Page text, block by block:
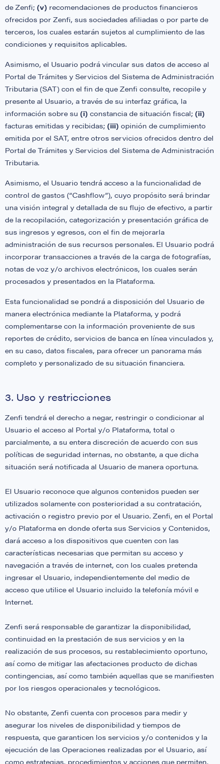
de Zenfi; (v) recomendaciones de productos financieros
ofrecidos por Zenfi, sus sociedades afiliadas o por parte de
terceros, los cuales estarán sujetos al cumplimiento de las
condiciones y requisitos aplicables.
Asimismo, el Usuario podrá vincular sus datos de acceso al
Portal de Trámites y Servicios del Sistema de Administración
Tributaria (SAT) con el fin de que Zenfi consulte, recopile y
presente al Usuario, a través de su interfaz gráfica, la
información sobre su (i) constancia de situación fiscal; (ii)
facturas emitidas y recibidas; (iii) opinión de cumplimiento
emitida por el SAT, entre otros servicios ofrecidos dentro del
Portal de Trámites y Servicios del Sistema de Administración
Tributaria.
Asimismo, el Usuario tendrá acceso a la funcionalidad de
control de gastos (“Cashflow”), cuyo propósito será brindar
una visión integral y detallada de su flujo de efectivo, a partir
de la recopilación, categorización y presentación gráfica de
sus ingresos y egresos, con el fin de mejorarla
administración de sus recursos personales. El Usuario podrá
incorporar transacciones a través de la carga de fotografías,
notas de voz y/o archivos electrónicos, los cuales serán
procesados y presentados en la Plataforma.
Esta funcionalidad se pondrá a disposición del Usuario de
manera electrónica mediante la Plataforma, y podrá
complementarse con la información proveniente de sus
reportes de crédito, servicios de banca en línea vinculados y,
en su caso, datos fiscales, para ofrecer un panorama más
completo y personalizado de su situación financiera.
3. Uso y restricciones
Zenfi tendrá el derecho a negar, restringir o condicionar al
Usuario el acceso al Portal y/o Plataforma, total o
parcialmente, a su entera discreción de acuerdo con sus
políticas de seguridad internas, no obstante, a que dicha
situación será notificada al Usuario de manera oportuna.
El Usuario reconoce que algunos contenidos pueden ser
utilizados solamente con posterioridad a su contratación,
activación o registro previo por el Usuario. Zenfi, en el Portal
y/o Plataforma en donde oferta sus Servicios y Contenidos,
dará acceso a los dispositivos que cuenten con las
características necesarias que permitan su acceso y
navegación a través de internet, con los cuales pretenda
ingresar el Usuario, independientemente del medio de
acceso que utilice el Usuario incluido la telefonía móvil e
Internet.
Zenfi será responsable de garantizar la disponibilidad,
continuidad en la prestación de sus servicios y en la
realización de sus procesos, su restablecimiento oportuno,
así como de mitigar las afectaciones producto de dichas
contingencias, así como también aquellas que se manifiesten
por los riesgos operacionales y tecnológicos.
No obstante, Zenfi cuenta con procesos para medir y
asegurar los niveles de disponibilidad y tiempos de
respuesta, que garanticen los servicios y/o contenidos y la
ejecución de las Operaciones realizadas por el Usuario, así
como estrategias, procedimientos y acciones que permiten,